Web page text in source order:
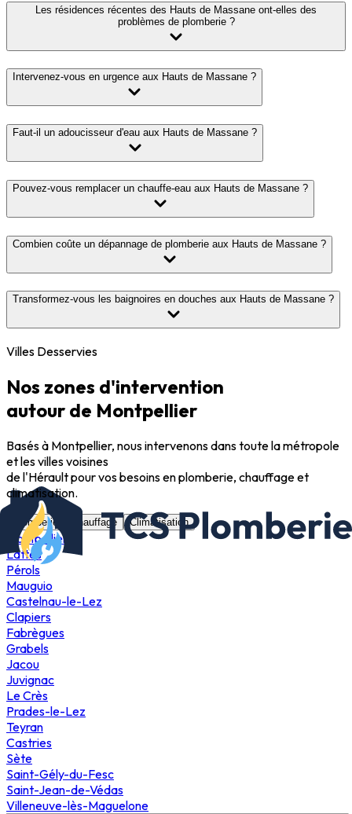
Les résidences récentes des Hauts de Massane ont-elles des
problèmes de plomberie ?
Intervenez-vous en urgence aux Hauts de Massane ?
Faut-il un adoucisseur d'eau aux Hauts de Massane ?
Pouvez-vous remplacer un chauffe-eau aux Hauts de Massane ?
Combien coûte un dépannage de plomberie aux Hauts de Massane ?
Transformez-vous les baignoires en douches aux Hauts de Massane ?
Villes Desservies
Nos zones d'intervention
autour de Montpellier
Basés à Montpellier, nous intervenons dans toute la métropole
et les villes voisines
de l'Hérault pour vos besoins en plomberie, chauffage et
climatisation.
Plomberie Chauffage Climatisation
Montpellier
Lattes
Pérols
Mauguio
Castelnau-le-Lez
Clapiers
Fabrègues
Grabels
Jacou
Juvignac
Le Crès
Prades-le-Lez
Teyran
Castries
Sète
Saint-Gély-du-Fesc
Saint-Jean-de-Védas
Villeneuve-lès-Maguelone